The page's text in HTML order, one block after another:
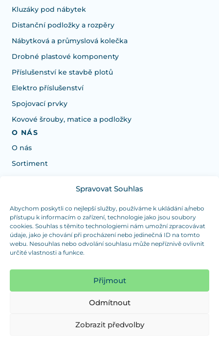
Spravovat Souhlas
Abychom poskytli co nejlepší služby, používáme k ukládání a/nebo
přístupu k informacím o zařízení, technologie jako jsou soubory
cookies. Souhlas s těmito technologiemi nám umožní zpracovávat
údaje, jako je chování při procházení nebo jedinečná ID na tomto
webu. Nesouhlas nebo odvolání souhlasu může nepříznivě ovlivnit
určité vlastnosti a funkce.
Přijmout
Odmítnout
Zobrazit předvolby
Kluzáky pod nábytek
Distanční podložky a rozpěry
Nábytková a průmyslová kolečka
Drobné plastové komponenty
Příslušenství ke stavbě plotů
Elektro příslušenství
Spojovací prvky
Kovové šrouby, matice a podložky
O NÁS
O nás
Sortiment
Potřebujete poradit s výběrem?
Jsme tu pro vás Pondělí-Čtvrtek od: 7:30 - 15:30 hodin
a Pátek od 7:30 - 14:30 hodin
info@dualpraha.cz +420 725 802 767
(platba pouze v hotovosti)
Jsme tu pro vás Pondělí-Čtvrtek od: 7:30 - 15:30 hodin
a Pátek od 7:30 - 14:30 hodin